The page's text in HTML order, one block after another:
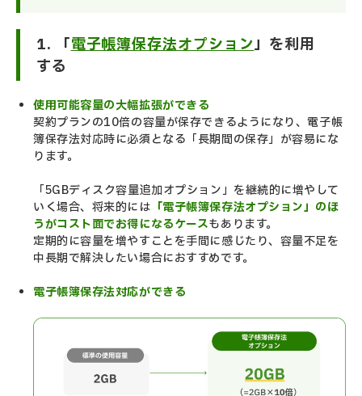
1. 「電子帳簿保存法オプション」を利用
する
使用可能容量の大幅拡張ができる
契約プランの10倍の容量が保存できるようになり、電子帳
簿保存法対応時に必須となる「長期間の保存」が容易にな
ります。
「5GBディスク容量追加オプション」を継続的に増やして
いく場合、将来的には 「電子帳簿保存法オプション」のほ
うがコスト面でお得になるケースもあります。
定期的に容量を増やすことを手間に感じたり、容量不足を
中長期で解決したい場合におすすめです。
電子帳簿保存法対応ができる